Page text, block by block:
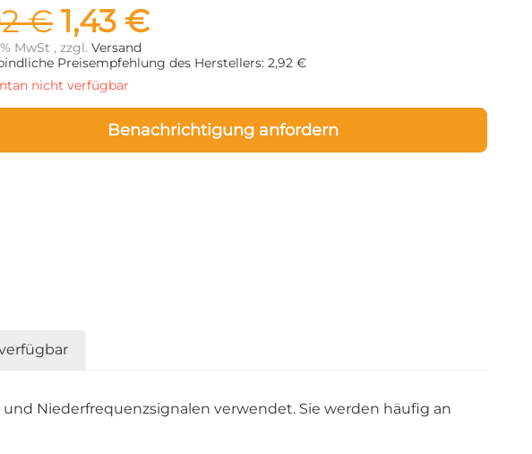
€ 1,43 €
MwSt , zzgl. Versand
Preisempfehlung des Herstellers: 2,92 €
nicht verfügbar
Benachrichtigung anfordern
Niederfrequenzsignalen verwendet. Sie werden häufig an